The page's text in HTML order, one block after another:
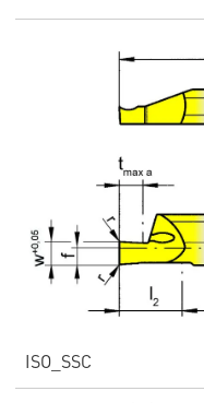
ISO_SSC